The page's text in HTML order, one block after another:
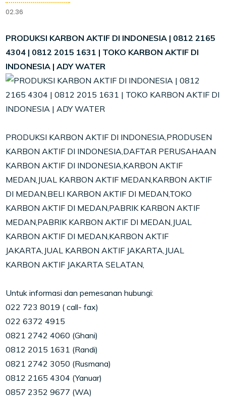
02.36
PRODUKSI KARBON AKTIF DI INDONESIA | 0812 2165
4304 | 0812 2015 1631 | TOKO KARBON AKTIF DI
INDONESIA | ADY WATER
PRODUKSI KARBON AKTIF DI INDONESIA,PRODUSEN
KARBON AKTIF DI INDONESIA,DAFTAR PERUSAHAAN
KARBON AKTIF DI INDONESIA,KARBON AKTIF
MEDAN,JUAL KARBON AKTIF MEDAN,KARBON AKTIF
DI MEDAN,BELI KARBON AKTIF DI MEDAN,TOKO
KARBON AKTIF DI MEDAN,PABRIK KARBON AKTIF
MEDAN,PABRIK KARBON AKTIF DI MEDAN,JUAL
KARBON AKTIF DI MEDAN,KARBON AKTIF
JAKARTA,JUAL KARBON AKTIF JAKARTA,JUAL
KARBON AKTIF JAKARTA SELATAN,
Untuk informasi dan pemesanan hubungi:
022 723 8019 ( call- fax)
022 6372 4915
0821 2742 4060 (Ghani)
0812 2015 1631 (Randi)
0821 2742 3050 (Rusmana)
0812 2165 4304 (Yanuar)
0857 2352 9677 (WA)